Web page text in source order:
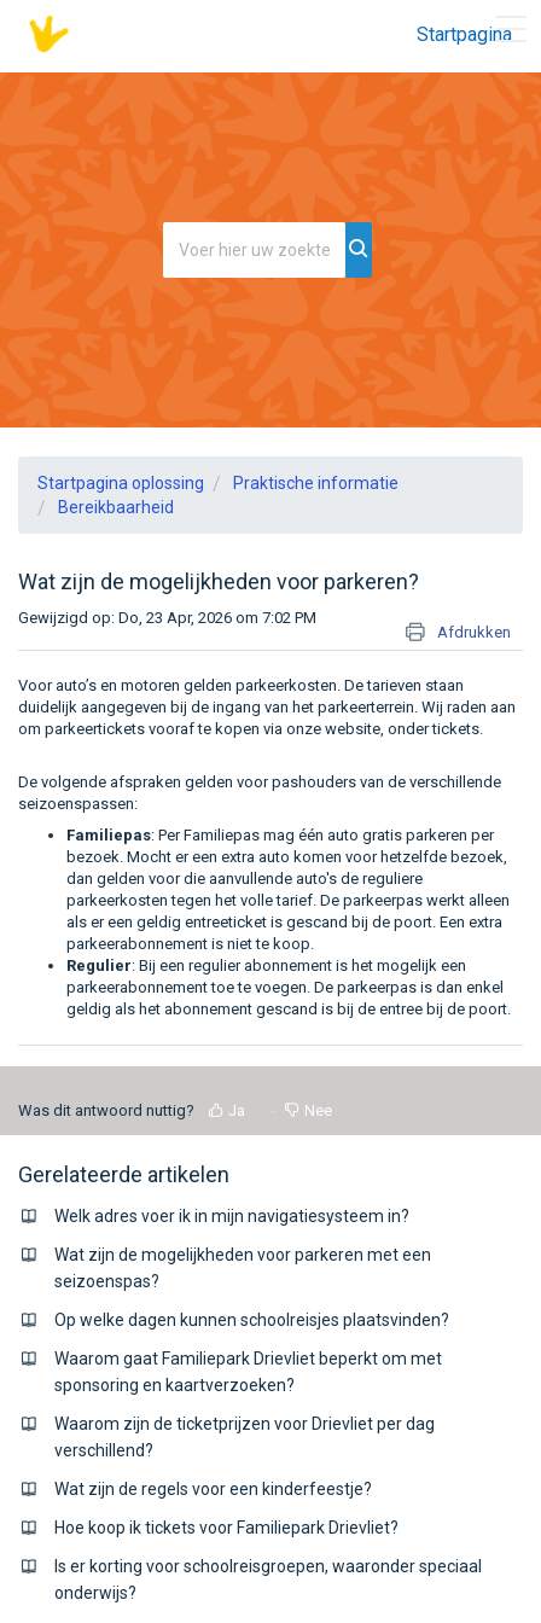
Startpagina
Startpagina oplossing
Praktische informatie
Bereikbaarheid
Wat zijn de mogelijkheden voor parkeren?
Afdrukken
Gewijzigd op: Do, 23 Apr, 2026 om 7:02 PM
Voor auto’s en motoren gelden parkeerkosten. De tarieven staan
duidelijk aangegeven bij de ingang van het parkeerterrein. Wij raden aan
om parkeertickets vooraf te kopen via onze website, onder tickets.
De volgende afspraken gelden voor pashouders van de verschillende
seizoenspassen:
Familiepas: Per Familiepas mag één auto gratis parkeren per
bezoek. Mocht er een extra auto komen voor hetzelfde bezoek,
dan gelden voor die aanvullende auto's de reguliere
parkeerkosten tegen het volle tarief. De parkeerpas werkt alleen
als er een geldig entreeticket is gescand bij de poort. Een extra
parkeerabonnement is niet te koop.
Regulier: Bij een regulier abonnement is het mogelijk een
parkeerabonnement toe te voegen. De parkeerpas is dan enkel
geldig als het abonnement gescand is bij de entree bij de poort.
Was dit antwoord nuttig? Ja Nee
Gerelateerde artikelen
Welk adres voer ik in mijn navigatiesysteem in?
Wat zijn de mogelijkheden voor parkeren met een
seizoenspas?
Op welke dagen kunnen schoolreisjes plaatsvinden?
Waarom gaat Familiepark Drievliet beperkt om met
sponsoring en kaartverzoeken?
Waarom zijn de ticketprijzen voor Drievliet per dag
verschillend?
Wat zijn de regels voor een kinderfeestje?
Hoe koop ik tickets voor Familiepark Drievliet?
Is er korting voor schoolreisgroepen, waaronder speciaal
onderwijs?